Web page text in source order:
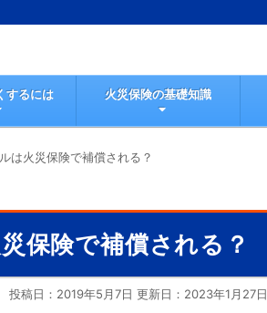
するには 火災保険の基礎知識
は火災保険で補償される？
保険で補償される？
投稿日：2019年5月7日 更新日： 2023年1月27日